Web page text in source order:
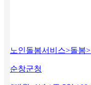
노인돌봄서비스>돌봄>
순창군청